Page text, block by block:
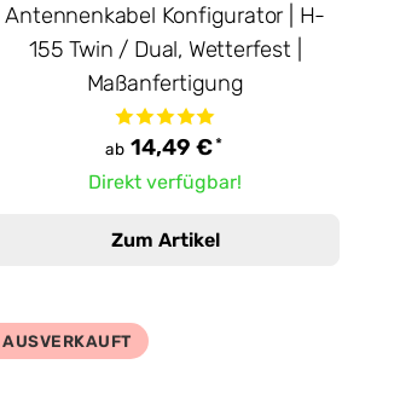
Antennenkabel Konfigurator | H-
155 Twin / Dual, Wetterfest |
Maßanfertigung
ab 14,49 €*
Direkt verfügbar!
Zum Artikel
AUSVERKAUFT